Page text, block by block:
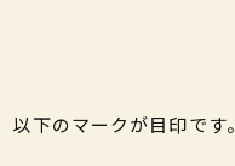
下のマークが目印です。